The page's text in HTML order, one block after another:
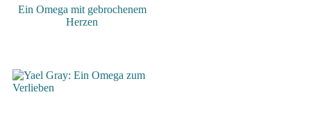
Ein Omega mit gebrochenem
Herzen